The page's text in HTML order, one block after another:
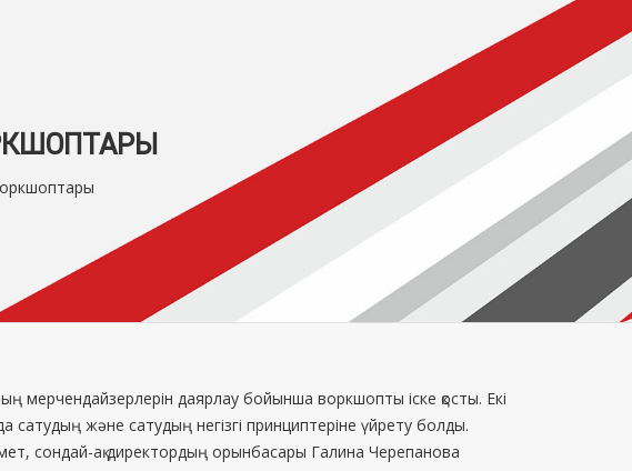
даярлау бойынша воркшопты іске қосты. Екі
сатудың және сатудың негізгі принциптеріне үйрету болды.
сондай-ақ директордың орынбасары Галина Черепанова